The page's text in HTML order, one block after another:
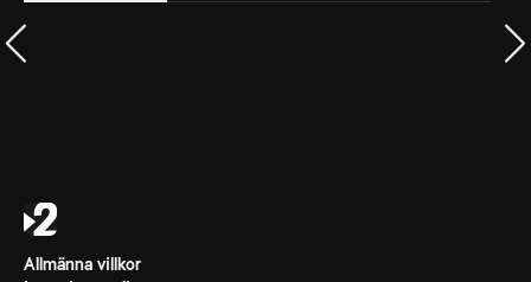
Allmänna villkor